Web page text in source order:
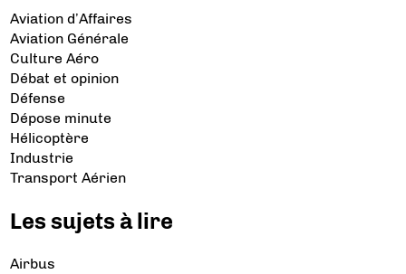
Aviation d’Affaires
Aviation Générale
Culture Aéro
Débat et opinion
Défense
Dépose minute
Hélicoptère
Industrie
Transport Aérien
Les sujets à lire
Airbus